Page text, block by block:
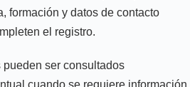
formación y datos de contacto
el registro.
ser consultados
cuando se requiere información